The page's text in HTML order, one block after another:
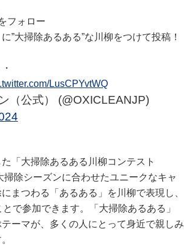
フォロー
”大掃除あるある”な川柳をつけて投稿！
LusCPYvtWQ
（公式） (@OXICLEANJP)
「大掃除あるある川柳コンテスト
掃除シーズンに合わせたユニークなキャ
まつわる「あるある」を川柳で表現し、
で参加できます。「大掃除あるある」
ーマが、多くの人にとって身近で親しみ